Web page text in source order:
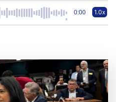
0:00 1.0x